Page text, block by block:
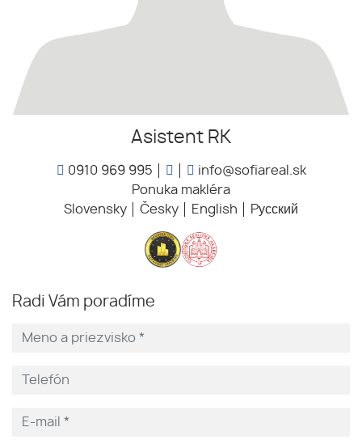
Asistent RK
0910 969 995
info@sofiareal.sk
Ponuka makléra
Slovensky
Česky English Pусский
Radi Vám poradíme